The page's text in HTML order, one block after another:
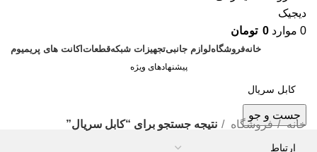
0 موارد 0 تومان
خانهفروشگاهلوازم جانبیتجهیزات شبکهقطعات اکانت های پریمیوم
پیشنهادهای ویژه
جست و جو
خانه فروشگاه نتیجه جستجو برای “کابل سریال”